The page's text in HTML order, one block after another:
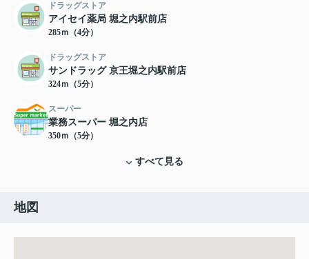
ドラッグストア
アイセイ薬局 堀之内駅前店
285ｍ（4分）
ドラッグストア
サンドラッグ 京王堀之内駅前店
324ｍ（5分）
スーパー
業務スーパー 堀之内店
350ｍ（5分）
すべて見る
地図